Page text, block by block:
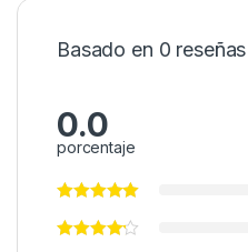
Basado en 0 reseñas
0.0
porcentaje